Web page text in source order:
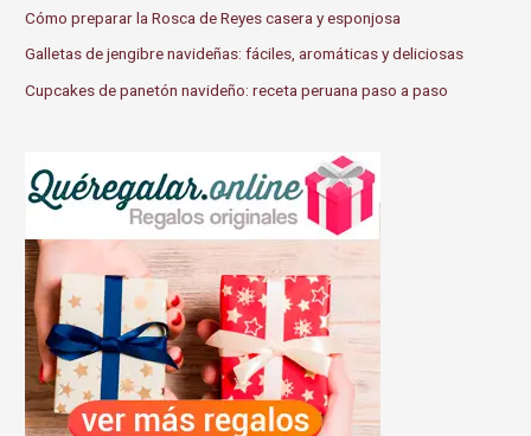
Cómo preparar la Rosca de Reyes casera y esponjosa
Galletas de jengibre navideñas: fáciles, aromáticas y deliciosas
Cupcakes de panetón navideño: receta peruana paso a paso